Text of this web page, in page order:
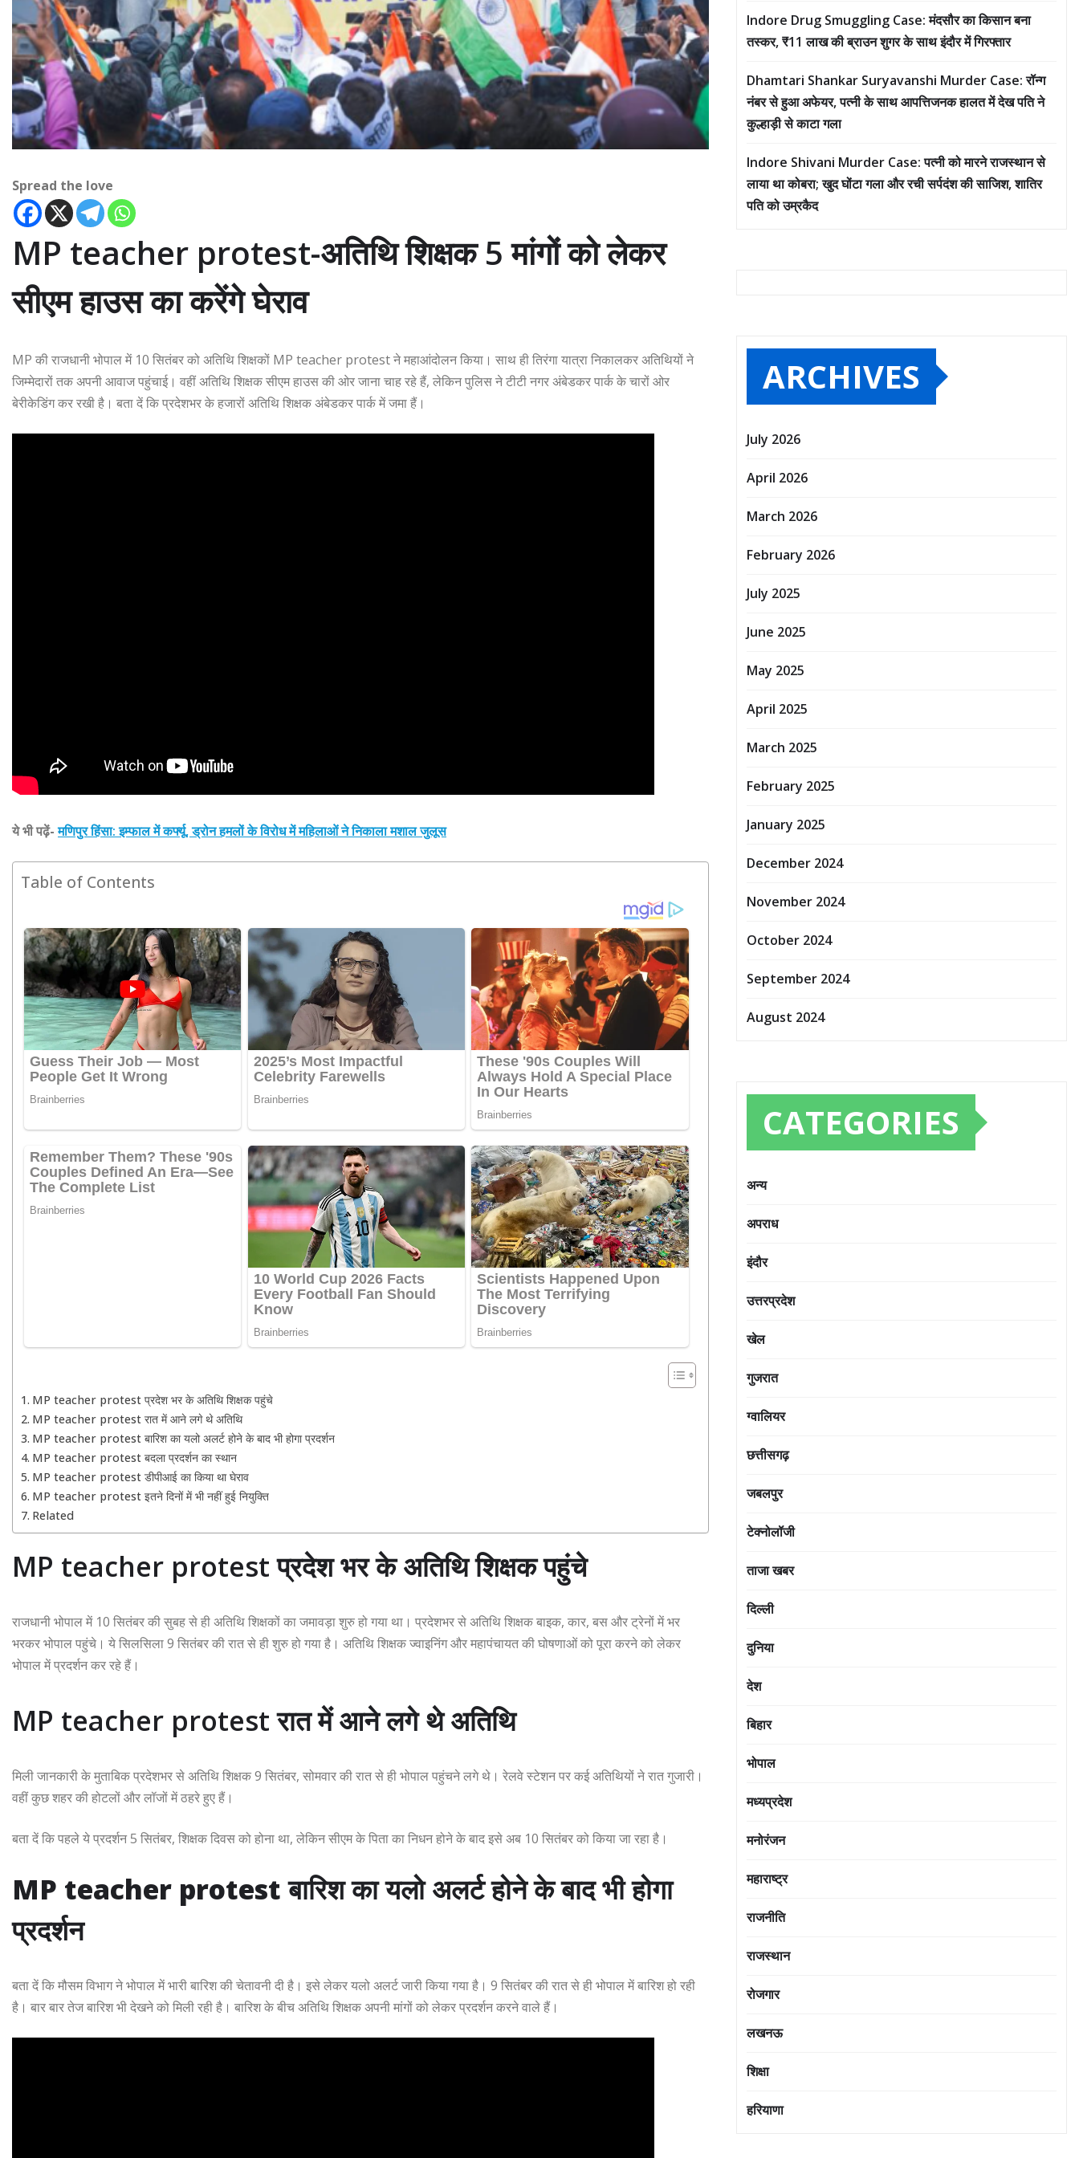
Spread the love
MP teacher protest-अतिथि शिक्षक 5 मांगों को लेकर
सीएम हाउस का करेंगे घेराव
MP की राजधानी भोपाल में 10 सितंबर को अतिथि शिक्षकों MP teacher protest ने महाआंदोलन किया। साथ ही तिरंगा यात्रा निकालकर अतिथियों ने
जिम्मेदारों तक अपनी आवाज पहुंचाई। वहीं अतिथि शिक्षक सीएम हाउस की ओर जाना चाह रहे हैं, लेकिन पुलिस ने टीटी नगर अंबेडकर पार्क के चारों ओर
बेरीकेडिंग कर रखी है। बता दें कि प्रदेशभर के हजारों अतिथि शिक्षक अंबेडकर पार्क में जमा हैं।
ये भी पढ़ें-मणिपुर हिंसा: इम्फाल में कर्फ्यू, ड्रोन हमलों के विरोध में महिलाओं ने निकाला मशाल जुलूस
Table of Contents
MP teacher protest प्रदेश भर के अतिथि शिक्षक पहुंचे
MP teacher protest रात में आने लगे थे अतिथि
MP teacher protest बारिश का यलो अलर्ट होने के बाद भी होगा प्रदर्शन
MP teacher protest बदला प्रदर्शन का स्थान
MP teacher protest डीपीआई का किया था घेराव
MP teacher protest इतने दिनों में भी नहीं हुई नियुक्ति
Related
MP teacher protest प्रदेश भर के अतिथि शिक्षक पहुंचे
राजधानी भोपाल में 10 सितंबर की सुबह से ही अतिथि शिक्षकों का जमावड़ा शुरु हो गया था। प्रदेशभर से अतिथि शिक्षक बाइक, कार, बस और ट्रेनों में भर
भरकर भोपाल पहुंचे। ये सिलसिला 9 सितंबर की रात से ही शुरु हो गया है। अतिथि शिक्षक ज्वाइनिंग और महापंचायत की घोषणाओं को पूरा करने को लेकर
भोपाल में प्रदर्शन कर रहे हैं।
MP teacher protest रात में आने लगे थे अतिथि
मिली जानकारी के मुताबिक प्रदेशभर से अतिथि शिक्षक 9 सितंबर, सोमवार की रात से ही भोपाल पहुंचने लगे थे। रेलवे स्टेशन पर कई अतिथियों ने रात गुजारी।
वहीं कुछ शहर की होटलों और लॉजों में ठहरे हुए हैं।
बता दें कि पहले ये प्रदर्शन 5 सितंबर, शिक्षक दिवस को होना था, लेकिन सीएम के पिता का निधन होने के बाद इसे अब 10 सितंबर को किया जा रहा है।
MP teacher protest बारिश का यलो अलर्ट होने के बाद भी होगा
प्रदर्शन
बता दें कि मौसम विभाग ने भोपाल में भारी बारिश की चेतावनी दी है। इसे लेकर यलो अलर्ट जारी किया गया है। 9 सितंबर की रात से ही भोपाल में बारिश हो रही
है। बार बार तेज बारिश भी देखने को मिली रही है। बारिश के बीच अतिथि शिक्षक अपनी मांगों को लेकर प्रदर्शन करने वाले हैं।
Indore Drug Smuggling Case: मंदसौर का किसान बना
तस्कर, ₹11 लाख की ब्राउन शुगर के साथ इंदौर में गिरफ्तार
Dhamtari Shankar Suryavanshi Murder Case: रॉन्ग
नंबर से हुआ अफेयर, पत्नी के साथ आपत्तिजनक हालत में देख पति ने
कुल्हाड़ी से काटा गला
Indore Shivani Murder Case: पत्नी को मारने राजस्थान से
लाया था कोबरा; खुद घोंटा गला और रची सर्पदंश की साजिश, शातिर
पति को उम्रकैद
ARCHIVES
July 2026
April 2026
March 2026
February 2026
July 2025
June 2025
May 2025
April 2025
March 2025
February 2025
January 2025
December 2024
November 2024
October 2024
September 2024
August 2024
CATEGORIES
अन्य
अपराध
इंदौर
उत्तरप्रदेश
खेल
गुजरात
ग्वालियर
छत्तीसगढ़
जबलपुर
टेक्नोलॉजी
ताजा खबर
दिल्ली
दुनिया
देश
बिहार
भोपाल
मध्यप्रदेश
मनोरंजन
महाराष्ट्र
राजनीति
राजस्थान
रोजगार
लखनऊ
शिक्षा
हरियाणा